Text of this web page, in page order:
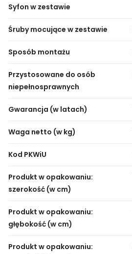
Syfon w zestawie
Śruby mocujące w zestawie
Sposób montażu
Przystosowane do osób
niepełnosprawnych
Gwarancja (w latach)
Waga netto (w kg)
Kod PKWiU
Produkt w opakowaniu:
szerokość (w cm)
Produkt w opakowaniu:
głębokość (w cm)
Produkt w opakowaniu: